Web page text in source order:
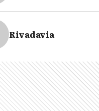
Rivadavia